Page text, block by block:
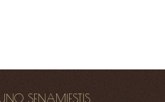
SENAMIESTIS